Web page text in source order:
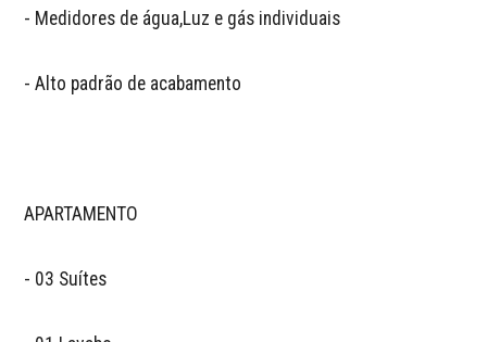
- Medidores de água,Luz e gás individuais
- Alto padrão de acabamento
APARTAMENTO
- 03 Suítes